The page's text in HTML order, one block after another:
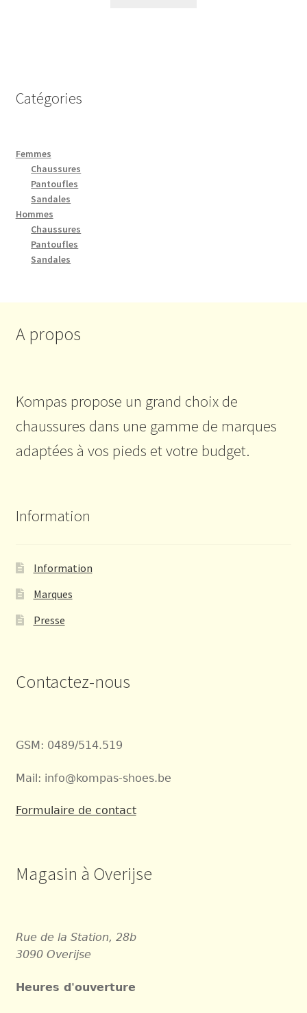
Catégories
Femmes
Chaussures
Pantoufles
Sandales
Hommes
Chaussures
Pantoufles
Sandales
A propos
Kompas propose un grand choix de
chaussures dans une gamme de marques
adaptées à vos pieds et votre budget.
Information
Information
Marques
Presse
Contactez-nous
GSM: 0489/514.519
Mail: info@kompas-shoes.be
Formulaire de contact
Magasin à Overijse
Rue de la Station, 28b
3090 Overijse
Heures d'ouverture